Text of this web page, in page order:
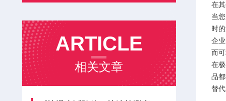
ARTICLE
相关文章
在
当
时
企
而
在
品
替